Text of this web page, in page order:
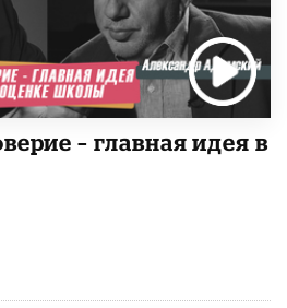
– главная идея в